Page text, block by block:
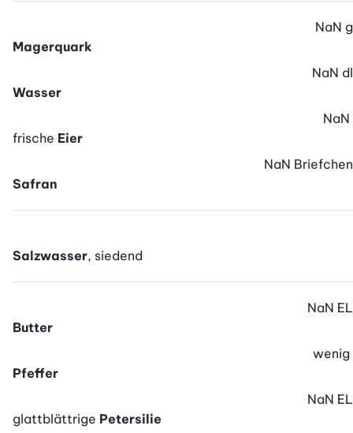
Magerquark
NaN g
Wasser
NaN dl
frische Eier
NaN
Safran
NaN Briefchen
Salzwasser, siedend
Butter
NaN EL
Pfeffer
wenig
glattblättrige Petersilie
NaN EL